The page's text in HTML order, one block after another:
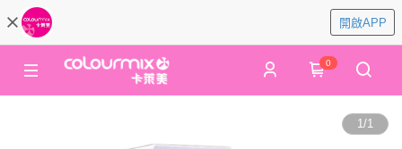
開啟APP
0
1/1